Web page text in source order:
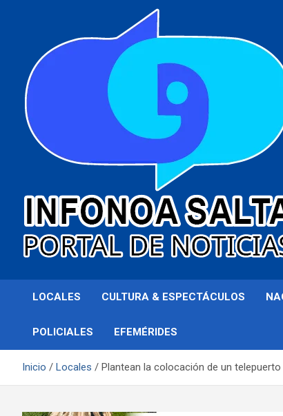
Infonoa Salta
LOCALES CULTURA & ESPECTÁCULOS
POLICIALES EFEMÉRIDES
Inicio Locales Plantean la colocación de un